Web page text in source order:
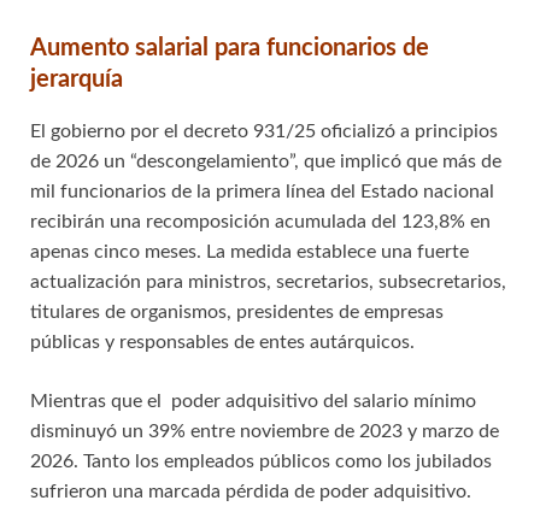
Aumento salarial para funcionarios de
jerarquía
El gobierno por el decreto 931/25 oficializó a principios
de 2026 un “descongelamiento”, que implicó que más de
mil funcionarios de la primera línea del Estado nacional
recibirán una recomposición acumulada del 123,8% en
apenas cinco meses. La medida establece una fuerte
actualización para ministros, secretarios, subsecretarios,
titulares de organismos, presidentes de empresas
públicas y responsables de entes autárquicos.
Mientras que el poder adquisitivo del salario mínimo
disminuyó un 39% entre noviembre de 2023 y marzo de
2026. Tanto los empleados públicos como los jubilados
sufrieron una marcada pérdida de poder adquisitivo.